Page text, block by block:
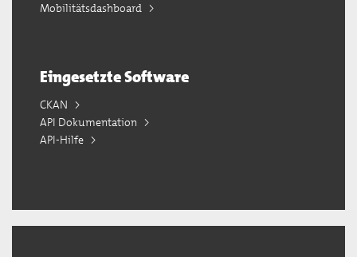
Mobilitätsdashboard
Eingesetzte Software
CKAN
API Dokumentation
API-Hilfe